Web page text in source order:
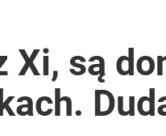
Xi, są